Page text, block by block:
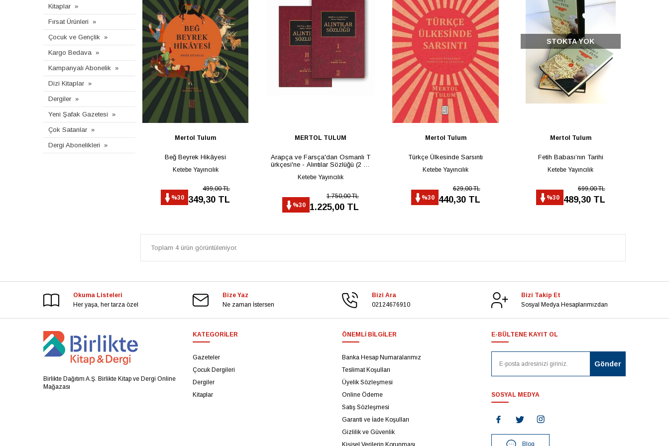
Kitaplar
Fırsat Ürünleri
Çocuk ve Gençlik
Kargo Bedava
Kampanyalı Abonelik
Dizi Kitaplar
Dergiler
Yeni Şafak Gazetesi
Çok Satanlar
Dergi Abonelikleri
Mertol Tulum
Beğ Beyrek Hikâyesi
Ketebe Yayıncılık
%30
499,00 TL
349,30 TL
MERTOL TULUM
Arapça ve Farsça'dan Osmanlı T
ürkçesi'ne - Alıntılar Sözlüğü (2 Ci
Ketebe Yayıncılık
%30
1.750,00 TL
1.225,00 TL
Mertol Tulum
Türkçe Ülkesinde Sarsıntı
Ketebe Yayıncılık
%30
629,00 TL
440,30 TL
STOKTA YOK
Mertol Tulum
Fetih Babası’nın Tarihi
Ketebe Yayıncılık
%30
699,00 TL
489,30 TL
Toplam 4 ürün görüntüleniyor.
Okuma Listeleri
Her yaşa, her tarza özel
Bize Yaz
Ne zaman İstersen
Bizi Ara
02124676910
Bizi Takip Et
Sosyal Medya Hesaplarımızdan
Birlikte Dağıtım A.Ş. Birlikte Kitap ve Dergi Online
Mağazası
KATEGORILER
Gazeteler
Çocuk Dergileri
Dergiler
Kitaplar
ÖNEMLI BILGILER
Banka Hesap Numaralarımız
Teslimat Koşulları
Üyelik Sözleşmesi
Online Ödeme
Satış Sözleşmesi
Garanti ve İade Koşulları
Gizlilik ve Güvenlik
E-BÜLTENE KAYIT OL
SOSYAL MEDYA
Blog